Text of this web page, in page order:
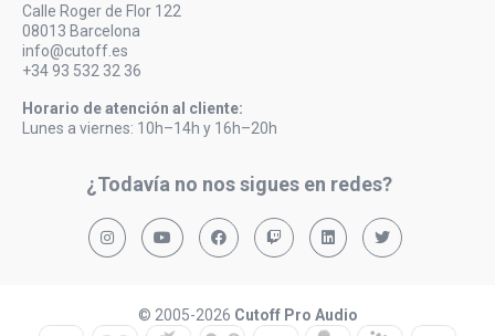
Calle Roger de Flor 122
08013 Barcelona
info@cutoff.es
+34 93 532 32 36
Horario de atención al cliente:
Lunes a viernes: 10h–14h y 16h–20h
¿Todavía no nos sigues en redes?
© 2005-2026 Cutoff Pro Audio